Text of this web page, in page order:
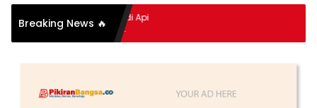
Breaking News 🔥
Hidup Meledak Jadi Api
Tragedi Menteng-
Maling Ayam di Bali